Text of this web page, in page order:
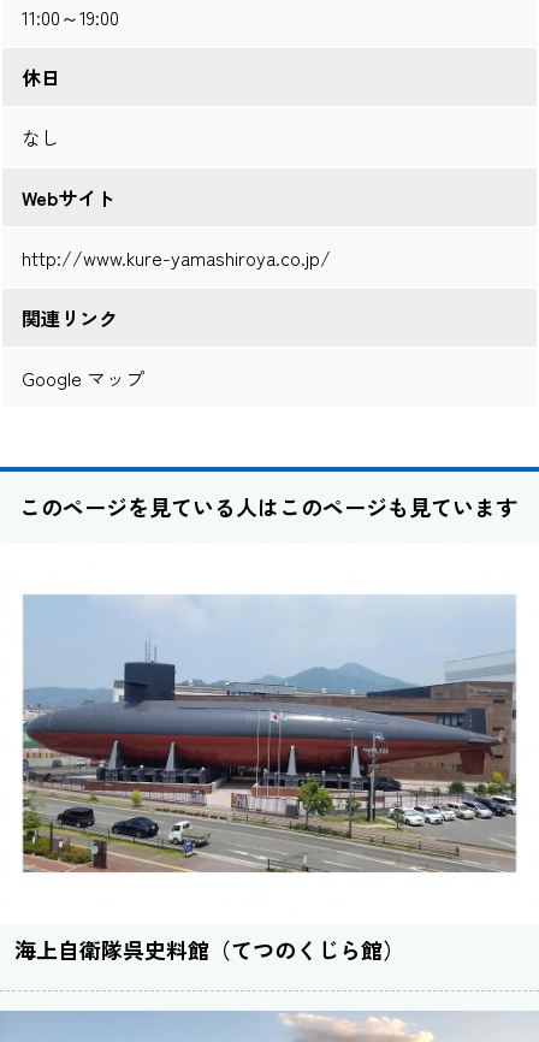
11:00～19:00
休日
なし
Webサイト
http://www.kure-yamashiroya.co.jp/
関連リンク
Google マップ
このページを見ている人はこのページも見ています
海上自衛隊呉史料館（てつのくじら館）